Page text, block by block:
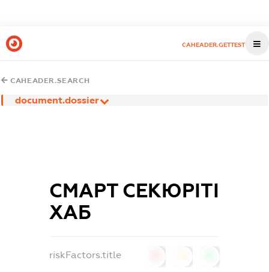
CAHEADER.GETTEST
CAHEADER.SEARCH
document.dossier
СМАРТ СЕКЮРІТІ
ХАБ
riskFactors.title